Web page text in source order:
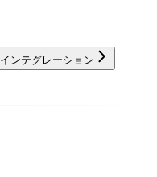
インテグレーション